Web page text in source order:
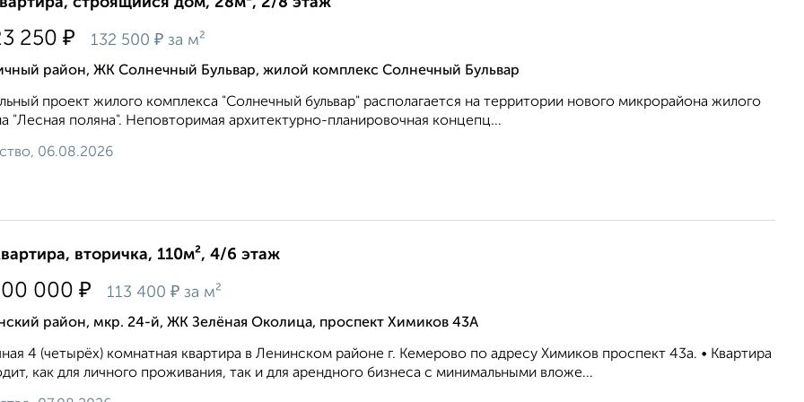
250 ₽ 132 500 ₽ за м²
район, ЖК Солнечный Бульвар, жилой комплекс Солнечный Бульвар
проект жилого комплекса "Солнечный бульвар" располагается на территории нового микрорайона жилого
"Лесная поляна". Неповторимая архитектурно-планировочная концепц...
06.08.2026
вторичка, 110м², 4/6 этаж
000 ₽ 113 400 ₽ за м²
район, мкр. 24-й, ЖК Зелёная Околица, проспект Химиков 43А
4 (четырёх) комнатная квартира в Ленинском районе г. Кемерово по адресу Химиков проспект 43а. • Квартира
как для личного проживания, так и для арендного бизнеса с минимальными вложе...